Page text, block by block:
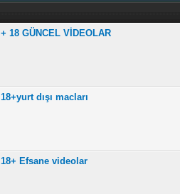
+ 18 GÜNCEL VİDEOLAR
18+yurt dışı macları
18+ Efsane videolar